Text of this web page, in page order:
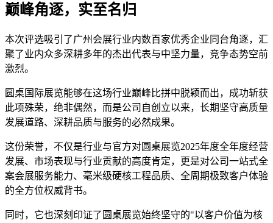
巅峰角逐，实至名归
本次评选吸引了广州会展行业内数百家优秀企业同台角逐，汇
聚了业内众多深耕多年的杰出代表与中坚力量，竞争态势空前
激烈。
圆桌国际展览能够在这场行业巅峰比拼中脱颖而出，成功斩获
此项殊荣，绝非偶然，而是公司自创立以来，长期坚守高质量
发展道路、深耕品质与服务的必然成果。
这份荣誉，不仅是行业与官方对圆桌展览2025年度全年度经营
发展、市场表现与行业贡献的高度肯定，更是对公司一站式全
案会展服务能力、毫米级硬核工程品质、全周期极致客户体验
的全方位权威背书。
同时，它也深刻印证了圆桌展览始终坚守的"以客户价值为核